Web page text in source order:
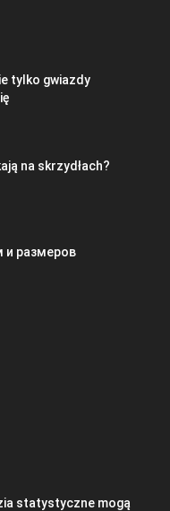
tylko gwiazdy
na skrzydłach?
и размеров
statystyczne mogą